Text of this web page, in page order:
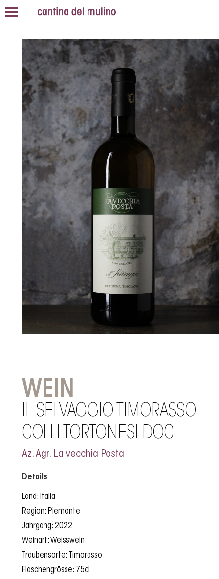
WEIN
IL SELVAGGIO TIMORASSO
COLLI TORTONESI DOC
Az. Agr. La vecchia Posta
Details
Land: Italia
Region: Piemonte
Jahrgang: 2022
Weinart: Weisswein
Traubensorte: Timorasso
Flaschengrösse: 75cl